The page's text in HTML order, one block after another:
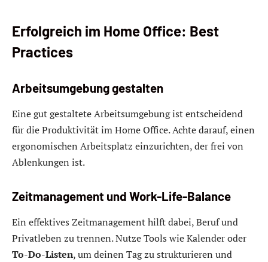
Erfolgreich im Home Office: Best
Practices
Arbeitsumgebung gestalten
Eine gut gestaltete Arbeitsumgebung ist entscheidend
für die Produktivität im Home Office. Achte darauf, einen
ergonomischen Arbeitsplatz einzurichten, der frei von
Ablenkungen ist.
Zeitmanagement und Work-Life-Balance
Ein effektives Zeitmanagement hilft dabei, Beruf und
Privatleben zu trennen. Nutze Tools wie Kalender oder
To-Do-Listen, um deinen Tag zu strukturieren und